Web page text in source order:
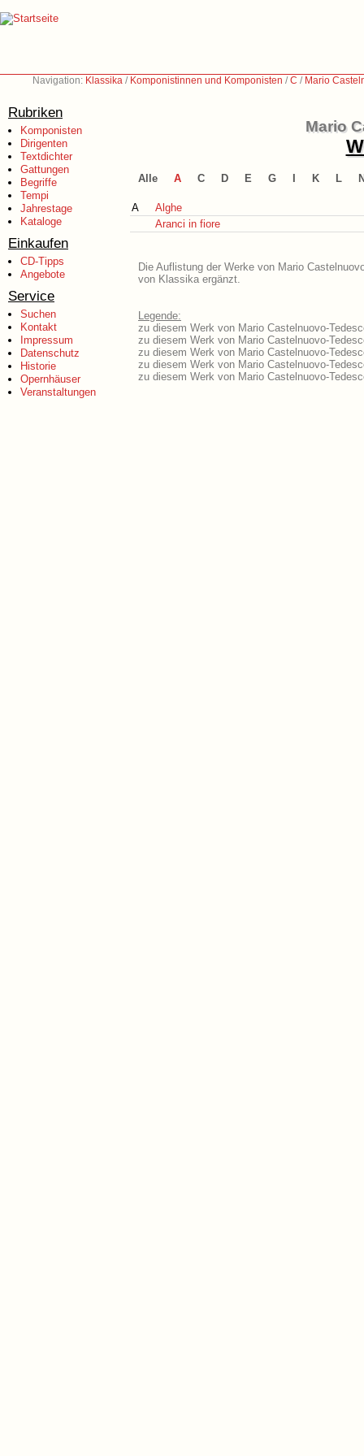
Navigation: Klassika / Komponistinnen und Komponisten /C / Mario
Rubriken
Komponisten
Dirigenten
Textdichter
Gattungen
Begriffe
Tempi
Jahrestage
Kataloge
Einkaufen
CD-Tipps
Angebote
Service
Suchen
Kontakt
Impressum
Datenschutz
Historie
Opernhäuser
Veranstaltungen
Mario
Alle A C D E G K L
A
Alghe
Aranci in fiore
Die Auflistung der Werke von Mario
von Klassika ergänzt.
Legende:
zu diesem Werk von Mario Castelnuovo-
zu diesem Werk von Mario Castelnuovo-
zu diesem Werk von Mario Castelnuovo-
zu diesem Werk von Mario Castelnuovo-
zu diesem Werk von Mario Castelnuovo-